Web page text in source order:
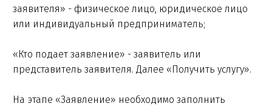
заявителя» - физическое лицо, юридическое лицо
или индивидуальный предприниматель;
«Кто подает заявление» - заявитель или
представитель заявителя. Далее «Получить услугу».
На этапе «Заявление» необходимо заполнить